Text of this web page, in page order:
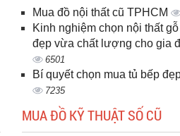
Mua đồ nội thất cũ TPHCM
Kinh nghiệm chọn nội thất
đẹp vừa chất lượng cho gia
6501
Bí quyết chọn mua tủ bếp
7235
MUA ĐỒ KỸ THUẬT SỐ CŨ